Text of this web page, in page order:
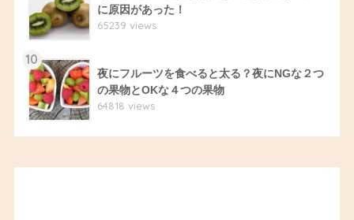
に原因があった！
65239 views
10
夜にフルーツを食べると太る？夜にNGな２つ
の果物とOKな４つの果物
64818 views